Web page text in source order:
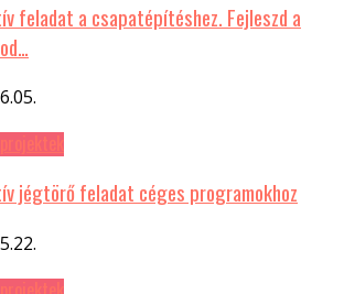
feladat a csapatépítéshez. Fejleszd a
jégtörő feladat céges programokhoz